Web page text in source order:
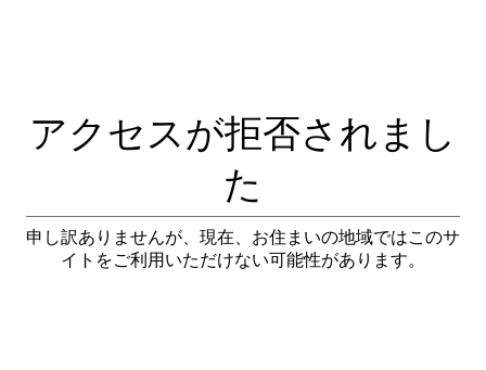
アクセスが拒否されまし
た
申し訳ありませんが、現在、お住まいの地域ではこのサ
イトをご利用いただけない可能性があります。